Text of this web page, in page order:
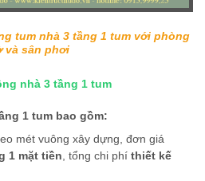
tum nhà 3 tầng 1 tum với phòng
và sân phơi
nhà 3 tầng 1 tum
1 tum bao gồm:
mét vuông xây dựng, đơn giá
1 mặt tiền , tổng chi phí thiết kế